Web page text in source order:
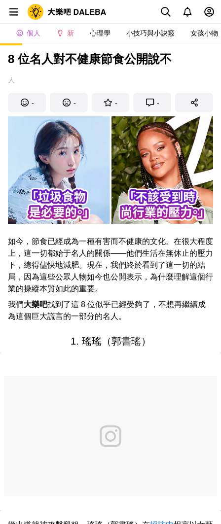
個人 新 心理學 小技巧與小訣竅 女孩小物
8 位名人對不健康節食公開說不
人
- - - -
如今，節食已經成為一種有害而不健康的文化。在很大程度
上，這一切都始于名人的關係——他們生活在無休止的壓力
下，總得儘快地減肥。現在，我們終於看到了這一切的結
局，因為這些公眾人物如今也公開表示，為什麼理解這個行
業的操縱本質如此的重要。
我們大樂吧找到了這 8 位似乎已經受夠了，不想再繼續成
為這個巨大謊言的一部分的名人。
1. 瑤瑤（郭書瑤）